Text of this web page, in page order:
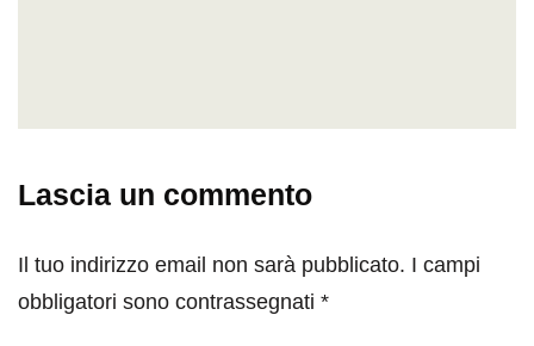
Lascia un commento
Il tuo indirizzo email non sarà pubblicato. I campi
obbligatori sono contrassegnati *